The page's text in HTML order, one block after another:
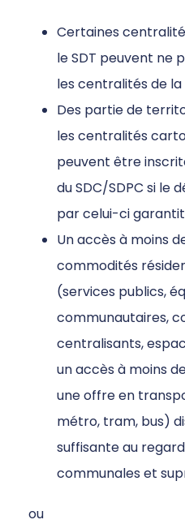
Certaines
le SDT peuvent ne
les centralités de
Des partie de
les centralités
peuvent être
du SDC/SDPC si le
par celui-ci garantit
Un accès à moins
commodités
(services publics,
communautaires,
centralisants,
un accès à moins
une offre en
métro, tram, bus)
suffisante au
communales et
ou